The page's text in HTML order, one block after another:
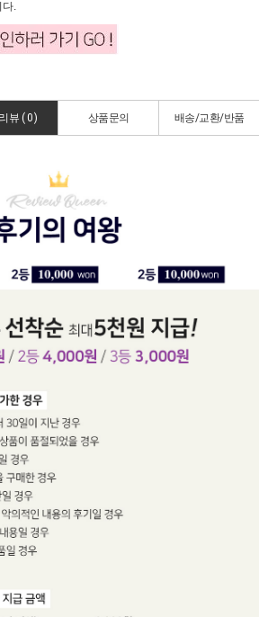
.
뷰 (0) 상품문의 배송/교환/반품